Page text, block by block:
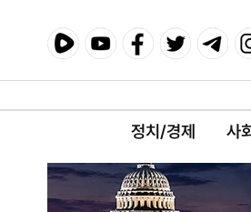
정치/경제 사